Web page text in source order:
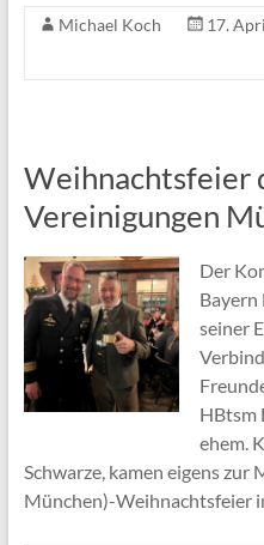
Michael Koch 17.
Weihnachtsfeier
Vereinigungen
Der
Bayern
seiner
HBtsm
ehem.
Schwarze, kamen eigens
München)-Weihnachtsfeier